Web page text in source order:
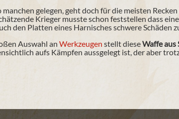
gelegen, geht doch für die meisten
Krieger musste schon feststellen dass eine
den Platten eines Harnisches schwere Schäden
Auswahl an Werkzeugen stellt dieseWaffe aus
aufs Kämpfen aussgelegt ist, der aber